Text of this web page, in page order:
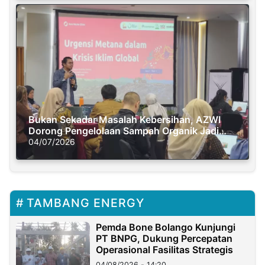
Bukan Sekadar Masalah Kebersihan, AZWI
Dorong Pengelolaan Sampah Organik Jadi
Solusi Krisis Iklim
04/07/2026
TAMBANG ENERGY
Pemda Bone Bolango Kunjungi
PT BNPG, Dukung Percepatan
Operasional Fasilitas Strategis